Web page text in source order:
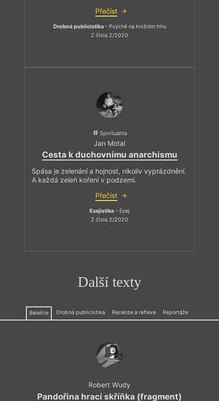
Přečíst
Drobná publicistika– Psýché na knižním trhu
Z čísla 2/2020
Spiritualita
Jan Motal
Cesta k duchovnímu anarchismu
Spása je zelenání a hojnost, nikoliv vyprázdnění.
A každá zeleň koření v podzemí.
Přečíst
Esejistika – Esej
Z čísla 2/2020
Další texty
Beletrie Drobná publicistika Recenze a reflexe Reportáže
Robert Wudy
Pandořina hrací skříňka (fragment)